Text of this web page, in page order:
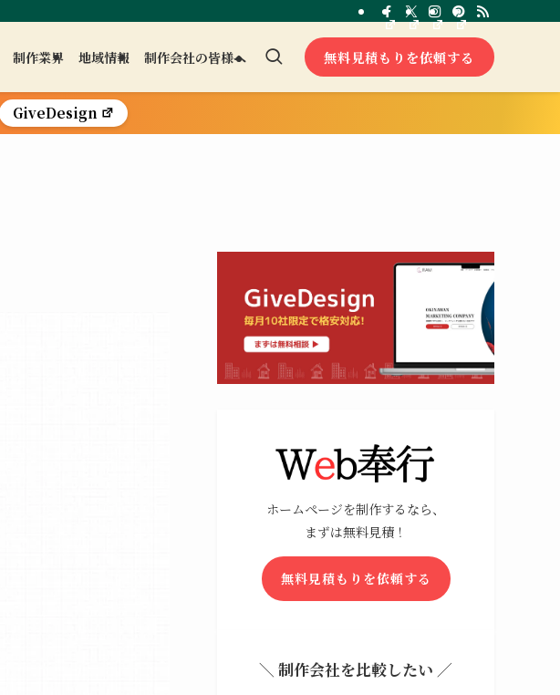
制作業界 地域情報 制作会社の皆様へ 無料見積もりを依頼する
GiveDesign
ホームページを制作するなら、
まずは無料見積！
無料見積もりを依頼する
＼ 制作会社を比較したい ／